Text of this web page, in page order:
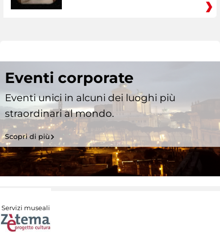
Eventi corporate
Eventi unici in alcuni dei luoghi più
straordinari al mondo.
Scopri di più
Servizi museali